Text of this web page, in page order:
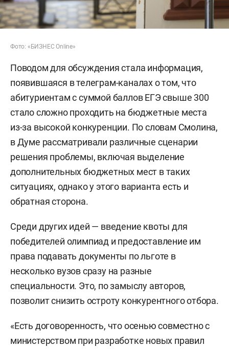
Фото: «БИЗНЕС Online»
Поводом для обсуждения стала информация,
появившаяся в телеграм-каналах о том, что
абитуриентам с суммой баллов ЕГЭ свыше 300
стало сложно проходить на бюджетные места
из-за высокой конкуренции. По словам Смолина,
в Думе рассматривали различные сценарии
решения проблемы, включая выделение
дополнительных бюджетных мест в таких
ситуациях, однако у этого варианта есть и
обратная сторона.
Среди других идей — введение квоты для
победителей олимпиад и предоставление им
права подавать документы по льготе в
несколько вузов сразу на разные
специальности. Это, по замыслу авторов,
позволит снизить остроту конкурентного отбора.
«Есть договоренность, что осенью совместно с
министерством при разработке новых правил